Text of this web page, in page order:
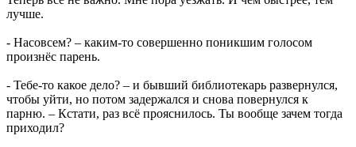
лучше.
- Насовсем? – каким-то совершенно поникшим голосом
произнёс парень.
- Тебе-то какое дело? – и бывший библиотекарь развернулся,
чтобы уйти, но потом задержался и снова повернулся к
парню. – Кстати, раз всё прояснилось. Ты вообще зачем тогда
приходил?